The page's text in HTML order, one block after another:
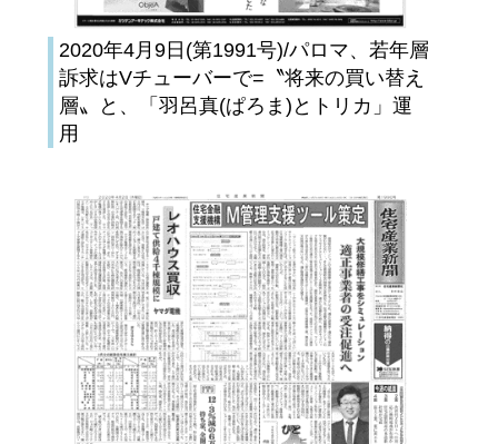
2020年4月9日(第1991号)/パロマ、若年層
訴求はVチューバーで=〝将来の買い替え
層〟と、「羽呂真(ぱろま)とトリカ」運
用